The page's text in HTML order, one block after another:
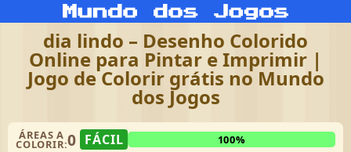
dia lindo – Desenho Colorido
Online para Pintar e Imprimir |
Jogo de Colorir grátis no Mundo
dos Jogos
ÁREAS A
COLORIR:0 FÁCIL 100%